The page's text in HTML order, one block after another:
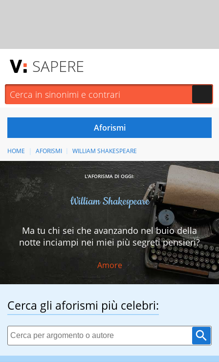
SAPERE
HOME AFORISMI WILLIAM SHAKESPEARE
L'AFORISMA DI OGGI:
William Shakespeare
Ma tu chi sei che avanzando nel buio della
notte inciampi nei miei più segreti pensieri?
Amore
Cerca gli aforismi più celebri: